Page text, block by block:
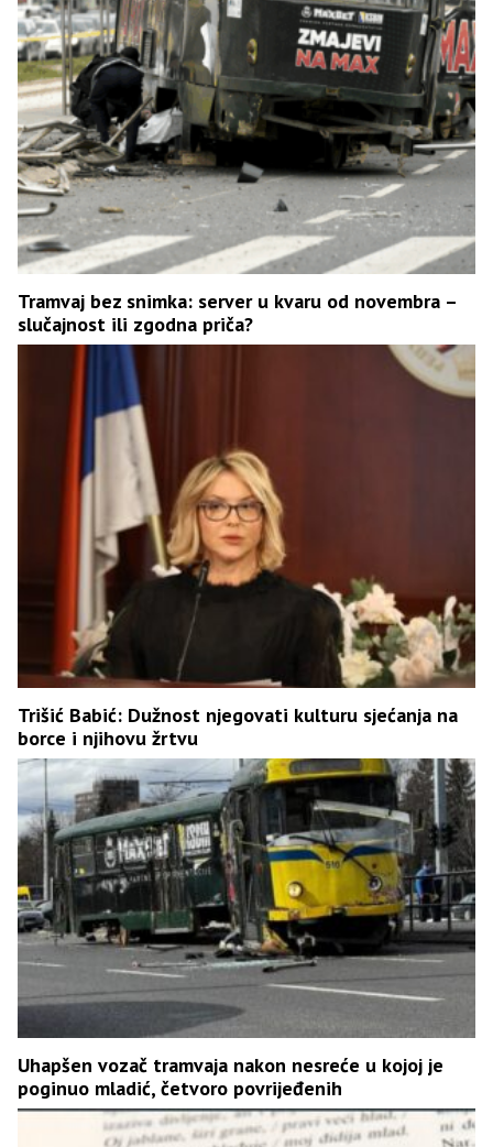
Tramvaj bez snimka: server u kvaru od novembra –
slučajnost ili zgodna priča?
Trišić Babić: Dužnost njegovati kulturu sjećanja na
borce i njihovu žrtvu
Uhapšen vozač tramvaja nakon nesreće u kojoj je
poginuo mladić, četvoro povrijeđenih